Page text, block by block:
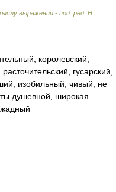
выражений.- под. ред. Н.
королевский,
гусарский,
изобильный, чивый, не
душевной, широкая